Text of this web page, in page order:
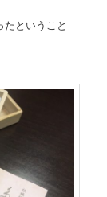
ということ